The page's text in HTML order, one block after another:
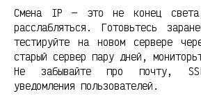
Смена IP — это не конец
расслабляться. Готовьтесь
тестируйте на новом сервере
старый сервер пару дней,
Не забывайте про почту,
уведомления пользователей.